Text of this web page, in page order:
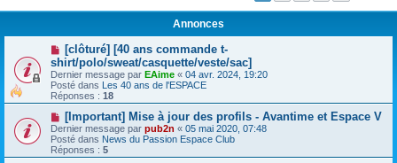
Annonces
[clôturé] [40 ans commande t-
shirt/polo/sweat/casquette/veste/sac]
Dernier message par EAime « 04 avr. 2024, 19:20
Posté dans Les 40 ans de l'ESPACE
Réponses : 18
[Important] Mise à jour des profils - Avantime et Espace V
Dernier message par pub2n « 05 mai 2020, 07:48
Posté dans News du Passion Espace Club
Réponses : 5